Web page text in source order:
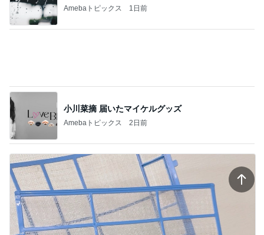
Amebaトピックス 1日前
小川菜摘 届いたマイケルグッズ
Amebaトピックス 2日前